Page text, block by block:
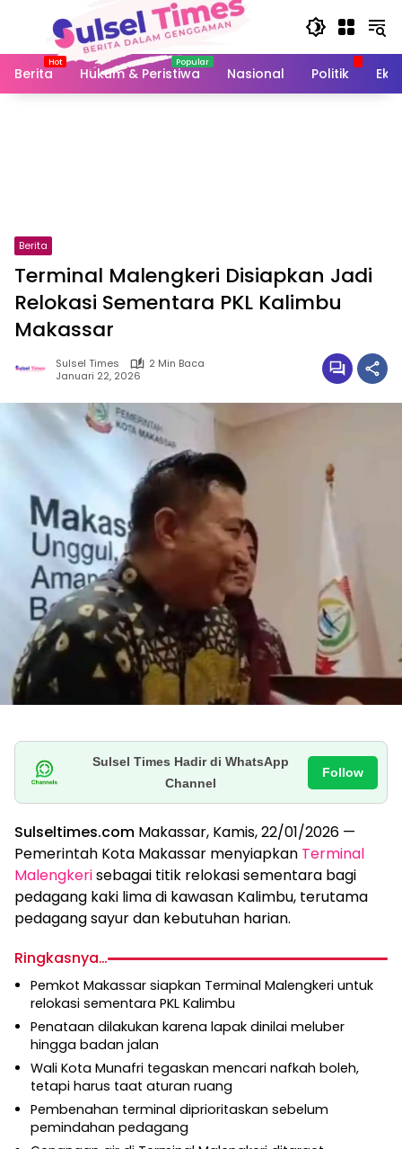
Berita
Hukum & Peristiwa Nasional Politik
Berita
Terminal Malengkeri Disiapkan Jadi
Relokasi Sementara PKL Kalimbu
Makassar
Sulsel Times
2 Min Baca
Januari 22, 2026
Sulsel Times Hadir di WhatsApp
Channel
Follow
Sulseltimes.com Makassar, Kamis, 22/01/2026 —
Pemerintah Kota Makassar menyiapkan Terminal
Malengkerisebagai titik relokasi sementara bagi
pedagang kaki lima di kawasan Kalimbu, terutama
pedagang sayur dan kebutuhan harian.
Ringkasnya…
Pemkot Makassar siapkan Terminal Malengkeri untuk
relokasi sementara PKL Kalimbu
Penataan dilakukan karena lapak dinilai meluber
hingga badan jalan
Wali Kota Munafri tegaskan mencari nafkah boleh,
tetapi harus taat aturan ruang
Pembenahan terminal diprioritaskan sebelum
pemindahan pedagang